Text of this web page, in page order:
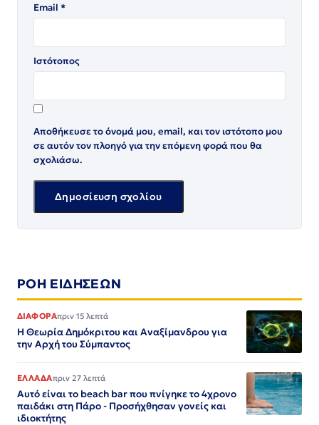
Email *
Ιστότοπος
Αποθήκευσε το όνομά μου, email, και τον ιστότοπο μου
σε αυτόν τον πλοηγό για την επόμενη φορά που θα
σχολιάσω.
ΡΟΗ ΕΙΔΗΣΕΩΝ
ΔΙΑΦΟΡΑπριν 15 λεπτά
Η Θεωρία Δημόκριτου και Αναξίμανδρου για
την Αρχή του Σύμπαντος
ΕΛΛΑΔΑπριν 27 λεπτά
Αυτό είναι το beach bar που πνίγηκε το 4χρονο
παιδάκι στη Πάρο - Προσήχθησαν γονείς και
ιδιοκτήτης